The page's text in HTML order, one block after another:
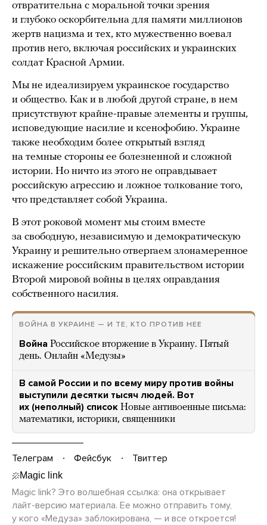
отвратительна с моральной точки зрения
и глубоко оскорбительна для памяти миллионов
жертв нацизма и тех, кто мужественно воевал
против него, включая российских и украинских
солдат Красной Армии.
Мы не идеализируем украинское государство
и общество. Как и в любой другой стране, в нем
присутствуют крайне-правые элементы и группы,
исповедующие насилие и ксенофобию. Украине
также необходим более открытый взгляд
на темные стороны ее болезненной и сложной
истории. Но ничто из этого не оправдывает
российскую агрессию и ложное толкование того,
что представляет собой Украина.
В этот роковой момент мы стоим вместе
за свободную, независимую и демократическую
Украину и решительно отвергаем злонамеренное
искажение российским правительством истории
Второй мировой войны в целях оправдания
собственного насилия.
ВОЙНА В УКРАИНЕ — И ТЕ, КТО ПРОТИВ НЕЕ
Война Российское вторжение в Украину. Пятый
день. Онлайн «Медузы»
В самой России и по всему миру против войны
выступили десятки тысяч людей. Вот
их (неполный) список Новые антивоенные письма:
математики, историки, священники
Телеграм Фейсбук Твиттер
Magic link? Это волшебная ссылка: она открывает
лайт-версию материала. Ее можно отправить тому,
у кого «Медуза» заблокирована, — и все откроется!